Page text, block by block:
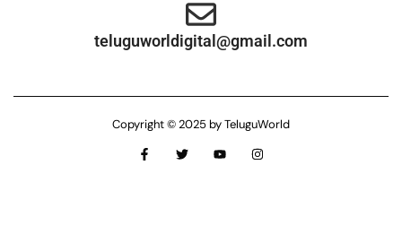
teluguworldigital@gmail.com
Copyright © 2025 by TeluguWorld